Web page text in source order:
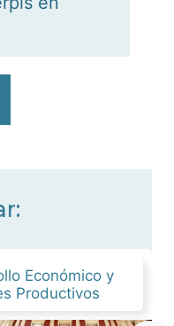
Económico y
Productivos